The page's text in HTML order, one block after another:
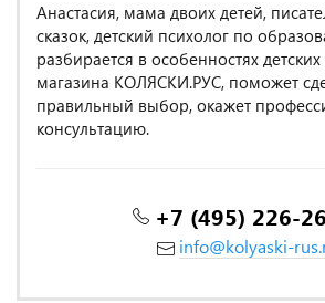
Анастасия, мама двоих детей,
сказок, детский психолог по
разбирается в особенностях
магазина КОЛЯСКИ.РУС, поможет
правильный выбор, окажет
консультацию.
+7 (495) 226-
info@kolyaski-